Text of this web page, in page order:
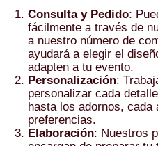
Consulta y Pedido:
fácilmente a través de
a nuestro número de
ayudará a elegir el
adapten a tu evento.
Personalización:
personalizar cada
hasta los adornos, cada
preferencias.
Elaboración: Nuestros